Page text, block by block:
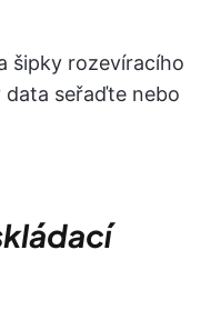
šipky rozevíracího
seřaďte nebo